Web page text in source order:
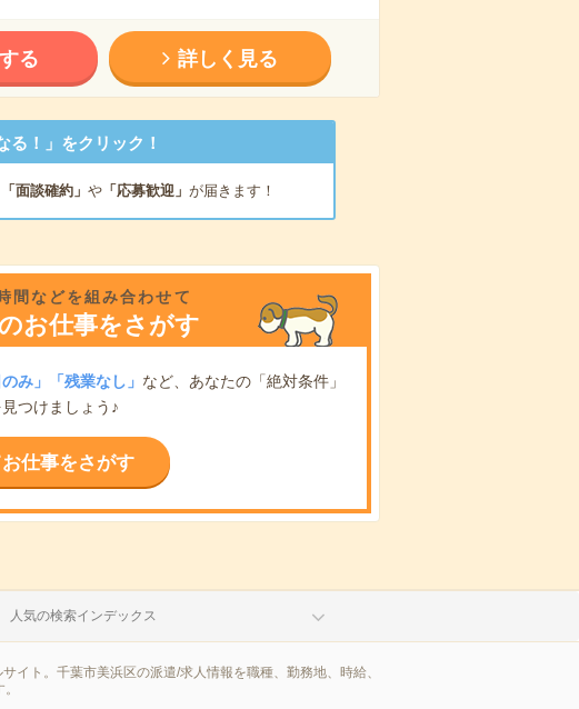
る 詳しく見る
！」をクリック！
「面談確約」 や「応募歓迎」 が届きます！
間などを組み合わせて
お仕事をさがす
み」「残業なし」 など、あなたの「絶対条件」
つけましょう♪
仕事をさがす
人気の検索インデックス
イト。千葉市美浜区の派遣/求人情報を職種、勤務地、時給、